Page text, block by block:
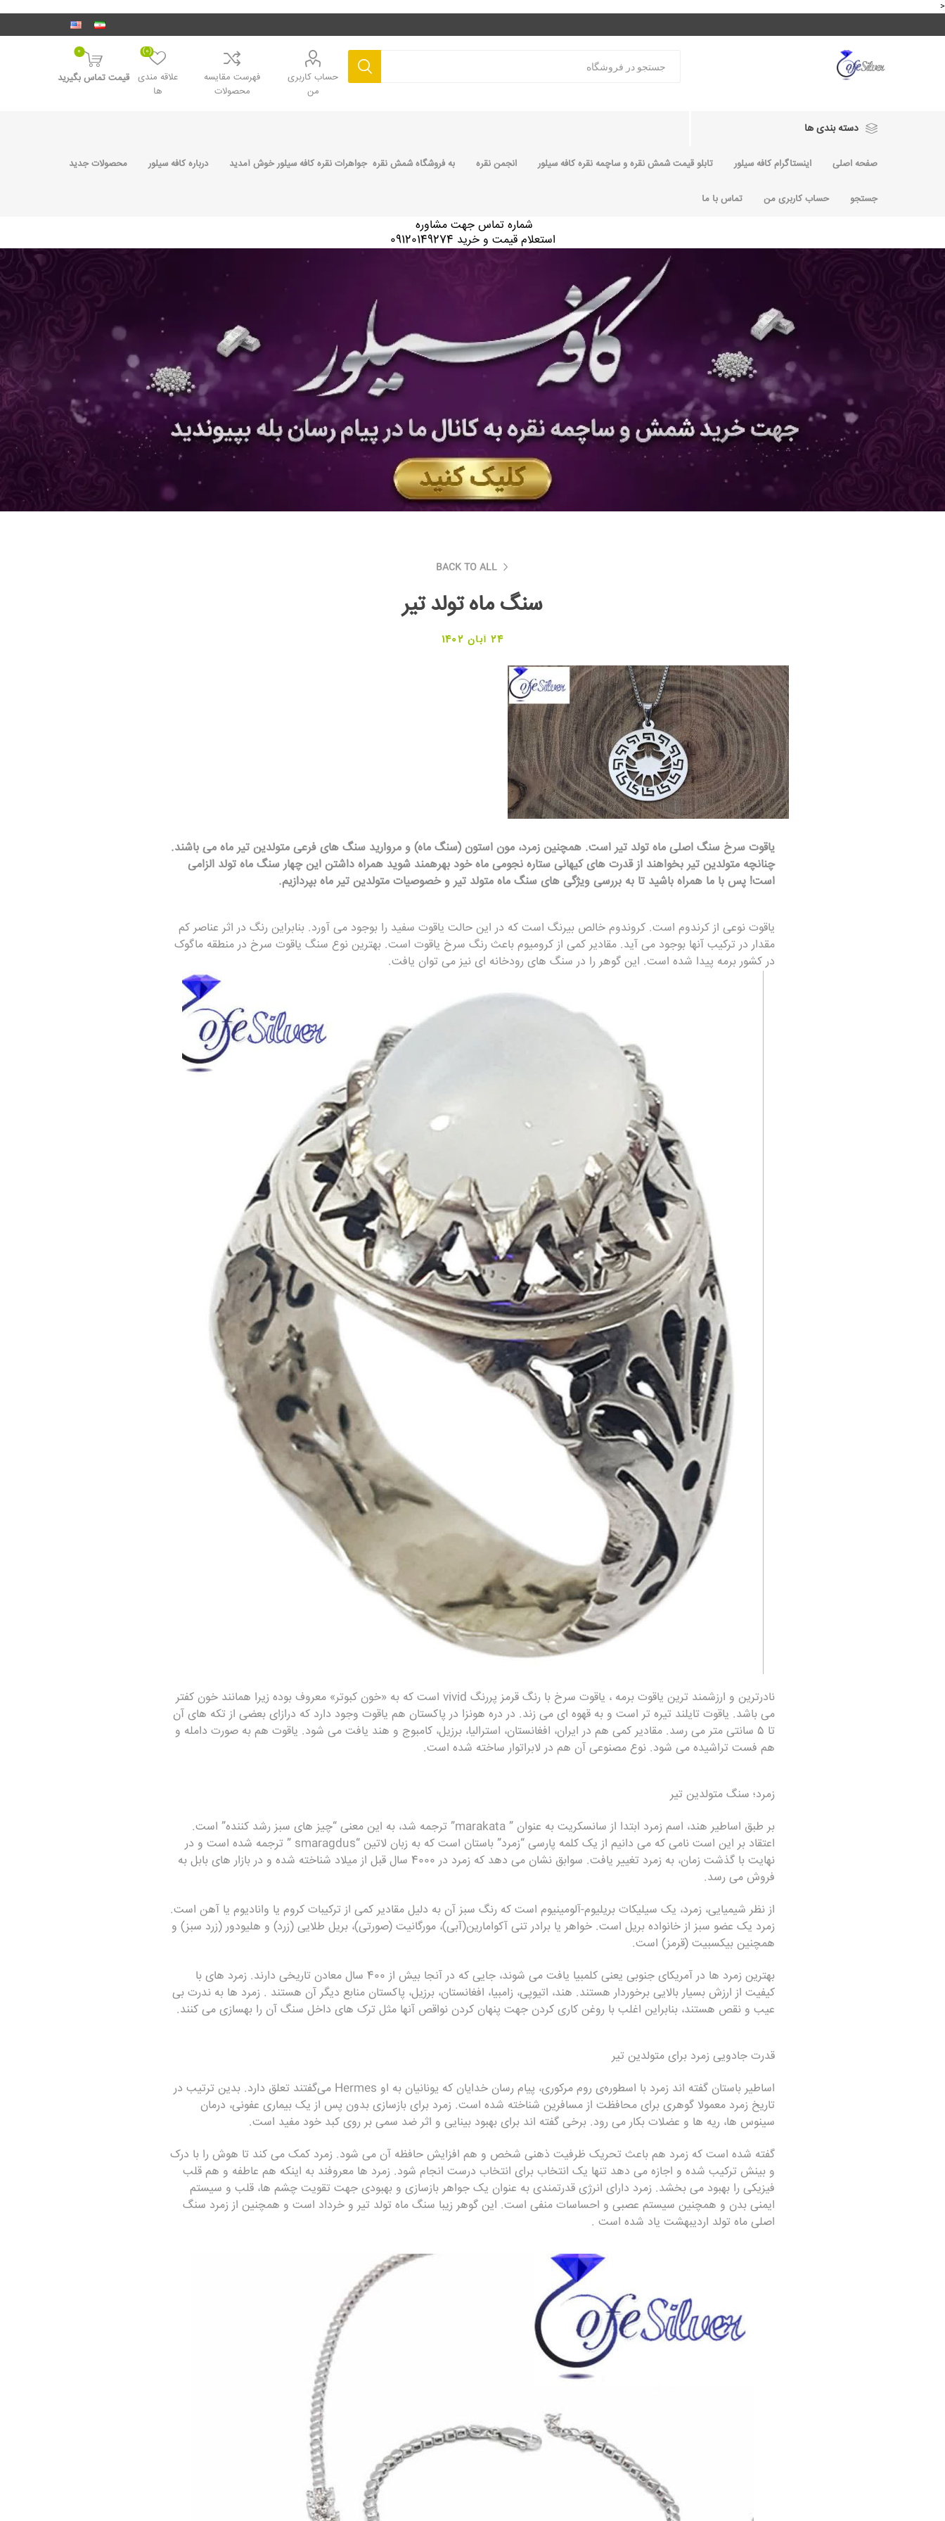
<
حساب کاربری
من
فهرست مقایسه
محصولات
علاقه مندی
ها
(0)
0
قیمت تماس بگیرید
دسته بندی ها
صفحه اصلی اینستاگرام کافه سیلور تابلو قیمت شمش نقره و ساچمه نقره کافه سیلور انجمن نقره به فروشگاه شمش نقره جواهرات نقره کافه سیلور خوش آمدید درباره کافه سیلور محصولات جدید
جستجو حساب کاربری من تماس با ما
شماره تماس جهت مشاوره
استعلام قیمت و خرید 09120149274
BACK TO ALL
سنگ ماه تولد تیر
24 آبان 1402
یاقوت سرخ سنگ اصلی ماه تولد تیر است. همچنین زمرد، مون استون (سنگ ماه) و مروارید سنگ های فرعی متولدین تیر ماه می باشند.
چنانچه متولدین تیر بخواهند از قدرت های کیهانی ستاره نجومی ماه خود بهرهمند شوید همراه داشتن این چهار سنگ ماه تولد الزامی
است! پس با ما همراه باشید تا به بررسی ویژگی های سنگ ماه متولد تیر و خصوصیات متولدین تیر ماه بپردازیم.
یاقوت نوعی از کرندوم است. کروندوم خالص بیرنگ است که در این حالت یاقوت سفید را بوجود می آورد. بنابراین رنگ در اثر عناصر کم
مقدار در ترکیب آنها بوجود می آید. مقادیر کمی از کرومیوم باعث رنگ سرخ یاقوت است. بهترین نوع سنگ یاقوت سرخ در منطقه ماگوک
در کشور برمه پیدا شده است. این گوهر را در سنگ های رودخانه ای نیز می توان یافت.
نادرترین و ارزشمند ترین یاقوت برمه ، یاقوت سرخ با رنگ قرمز پررنگ vivid است که به «خون کبوتر» معروف بوده زیرا همانند خون کفتر
می باشد. یاقوت تایلند تیره تر است و به قهوه ای می زند. در دره هونزا در پاکستان هم یاقوت وجود دارد که درازای بعضی از تکه های آن
تا ۵ سانتی متر می رسد. مقادیر کمی هم در ایران، افغانستان، استرالیا، برزیل، کامبوج و هند یافت می شود. یاقوت هم به صورت دامله و
هم فست تراشیده می شود. نوع مصنوعی آن هم در لابراتوار ساخته شده است.
زمرد؛ سنگ متولدین تیر
بر طبق اساطیر هند، اسم زمرد ابتدا از سانسکریت به عنوان ” marakata” ترجمه شد، به این معنی “چیز های سبز رشد کننده” است.
اعتقاد بر این است نامی که می دانیم از یک کلمه پارسی “زمرد” باستان است که به زبان لاتین “smaragdus ” ترجمه شده است و در
نهایت با گذشت زمان، به زمرد تغییر یافت. سوابق نشان می دهد که زمرد در 4000 سال قبل از میلاد شناخته شده و در بازار های بابل به
فروش می رسد.
از نظر شیمیایی، زمرد، یک سیلیکات بریلیوم-آلومینیوم است که رنگ سبز آن به دلیل مقادیر کمی از ترکیبات کروم یا وانادیوم یا آهن است.
زمرد یک عضو سبز از خانواده بریل است. خواهر یا برادر تنی آکوامارین(آبی)، مورگانیت (صورتی)، بریل طلایی (زرد) و هلیودور (زرد سبز) و
همچنین بيكسبیت (قرمز) است.
بهترین زمرد ها در آمریکای جنوبی یعنی کلمبیا یافت می شوند، جایی که در آنجا بیش از 400 سال معادن تاریخی دارند. زمرد های با
کیفیت از ارزش بسیار بالایی برخوردار هستند. هند، اتیوپی، زامبيا، افغانستان، برزیل، پاکستان منابع دیگر آن هستند . زمرد ها به ندرت بی
عیب و نقص هستند، بنابراین اغلب با روغن کاری کردن جهت پنهان کردن نواقص آنها مثل ترک های داخل سنگ آن را بهسازی می کنند.
قدرت جادویی زمرد برای متولدین تیر
اساطیر باستان گفته اند زمرد با اسطوره‌ى روم‌ مركورى، پيام‌ رسان‌ خدايان‌ كه‌ يونانيان‌ به‌ او s‏e‏m‏r‏e‏H‏ مى‌گفتند تعلق دارد. بدین ترتیب در
تاریخ زمرد معمولا گوهری برای محافظت از مسافرین شناخته شده است. زمرد برای بازسازی بدون پس از یک بیماری عفونی، درمان
سینوس ها، ریه ها و عضلات بکار می رود. برخی گفته اند برای بهبود بینایی و اثر ضد سمی بر روی کبد خود مفید است.
گفته شده است که زمرد هم باعث تحریک ظرفیت ذهنی شخص و هم افزایش حافظه آن می شود. زمرد کمک می کند تا هوش را با درک
و بینش ترکیب شده و اجازه می دهد تنها یک انتخاب برای انتخاب درست انجام شود. زمرد ها معروفند به اینکه هم عاطفه و هم قلب
فیزیکی را بهبود می بخشد. زمرد دارای انرژی قدرتمندی به عنوان یک جواهر بازسازی و بهبودی جهت تقویت چشم ها، قلب و سیستم
ایمنی بدن و همچنین سیستم عصبی و احساسات منفی است. این گوهر زیبا سنگ ماه تولد تیر و خرداد است و همچنین از زمرد سنگ
اصلی ماه تولد اردیبهشت یاد شده است .